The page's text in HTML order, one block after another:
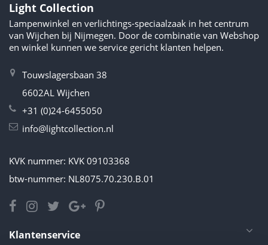
Light Collection
Lampenwinkel en verlichtings-speciaalzaak in het centrum
van Wijchen bij Nijmegen. Door de combinatie van Webshop
en winkel kunnen we service gericht klanten helpen.
Touwslagersbaan 38
6602AL Wijchen
+31 (0)24-6455050
info@lightcollection.nl
KVK nummer: KVK 09103368
btw-nummer: NL8075.70.230.B.01
Klantenservice